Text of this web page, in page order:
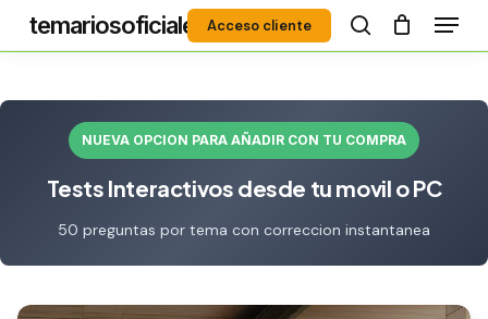
content
temariosoficiales
Acceso cliente
search
Menú
NUEVA OPCION PARA AÑADIR CON TU COMPRA
Tests Interactivos desde tu movil o PC
50 preguntas por tema con correccion instantanea